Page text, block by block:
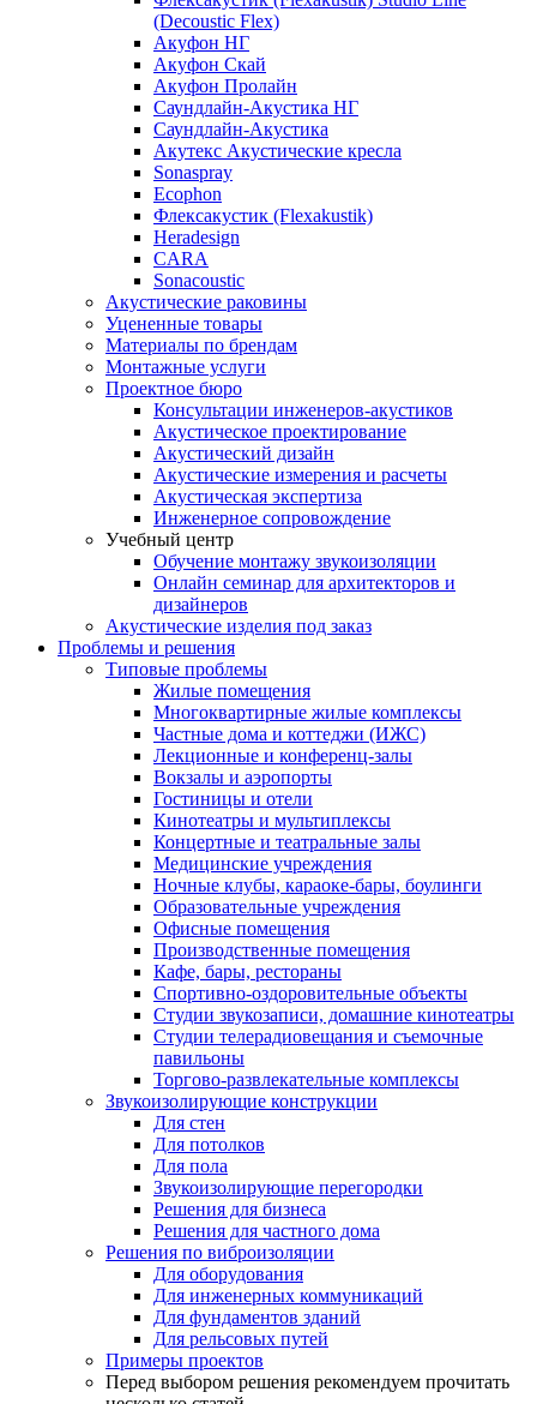
(Decoustic Flex)
Акуфон НГ
Акуфон Скай
Акуфон Пролайн
Саундлайн-Акустика НГ
Саундлайн-Акустика
Акутекс Акустические кресла
Sonaspray
Ecophon
Флексакустик (Flexakustik)
Heradesign
CARA
Sonacoustic
Акустические раковины
Уцененные товары
Материалы по брендам
Монтажные услуги
Проектное бюро
Консультации инженеров-акустиков
Акустическое проектирование
Акустический дизайн
Акустические измерения и расчеты
Акустическая экспертиза
Инженерное сопровождение
Учебный центр
Обучение монтажу звукоизоляции
Онлайн семинар для архитекторов и
дизайнеров
Акустические изделия под заказ
Проблемы и решения
Типовые проблемы
Жилые помещения
Многоквартирные жилые комплексы
Частные дома и коттеджи (ИЖС)
Лекционные и конференц-залы
Вокзалы и аэропорты
Гостиницы и отели
Кинотеатры и мультиплексы
Концертные и театральные залы
Медицинские учреждения
Ночные клубы, караоке-бары, боулинги
Образовательные учреждения
Офисные помещения
Производственные помещения
Кафе, бары, рестораны
Спортивно-оздоровительные объекты
Студии звукозаписи, домашние кинотеатры
Студии телерадиовещания и съемочные
павильоны
Торгово-развлекательные комплексы
Звукоизолирующие конструкции
Для стен
Для потолков
Для пола
Звукоизолирующие перегородки
Решения для бизнеса
Решения для частного дома
Решения по виброизоляции
Для оборудования
Для инженерных коммуникаций
Для фундаментов зданий
Для рельсовых путей
Примеры проектов
Перед выбором решения рекомендуем прочитать